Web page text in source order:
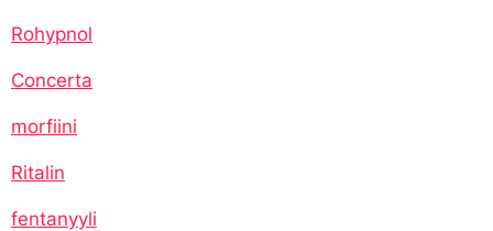
Rohypnol
Concerta
morfiini
Ritalin
fentanyyli